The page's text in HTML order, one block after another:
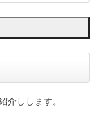
介しします。